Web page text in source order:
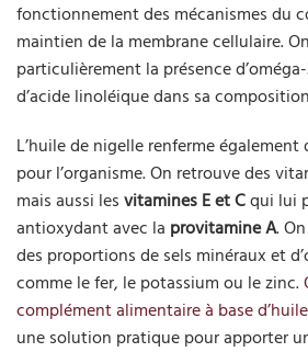
fonctionnement des mécanismes du
maintien de la membrane cellulaire.
particulièrement la présence
d’acide linoléique dans sa
L’huile de nigelle renferme
pour l’organisme. On retrouve des
mais aussi les vitamines E et Cqui lui
antioxydant avec la provitamine A.
des proportions de sels minéraux et
comme le fer, le potassium ou le zinc.
complément alimentaire à base
une solution pratique pour apporter